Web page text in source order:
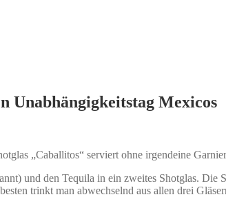
Unabhängigkeitstag Mexicos
„Caballitos“ serviert ohne irgendeine
und den Tequila in ein zweites Shotglas.
trinkt man abwechselnd aus allen drei